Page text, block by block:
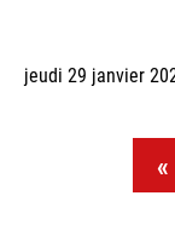
jeudi 29 janvier